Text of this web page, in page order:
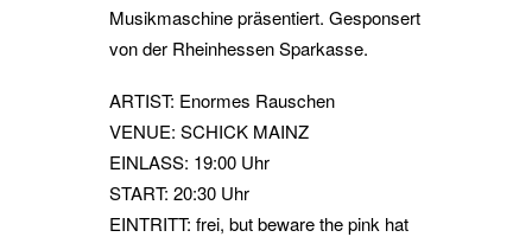
Musikmaschine präsentiert. Gesponsert
von der Rheinhessen Sparkasse.
ARTIST: Enormes Rauschen
VENUE: SCHICK MAINZ
EINLASS: 19:00 Uhr
START: 20:30 Uhr
EINTRITT: frei, but beware the pink hat